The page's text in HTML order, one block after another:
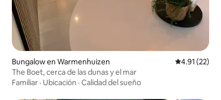
Bungalow en Warmenhuizen Calificación
4.91 (22)
The Boet, cerca de las dunas y el mar
Familiar · Ubicación · Calidad del sueño